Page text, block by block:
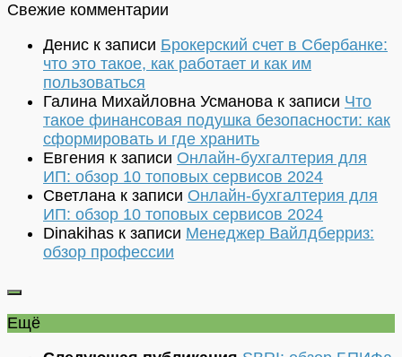
Свежие комментарии
Денис к записи Брокерский счет в Сбербанке:
что это такое, как работает и как им
пользоваться
Галина Михайловна Усманова к записи Что
такое финансовая подушка безопасности: как
сформировать и где хранить
Евгения к записи Онлайн-бухгалтерия для
ИП: обзор 10 топовых сервисов 2024
Светлана к записи Онлайн-бухгалтерия для
ИП: обзор 10 топовых сервисов 2024
Dinakihas к записи Менеджер Вайлдберриз:
обзор профессии
Ещё